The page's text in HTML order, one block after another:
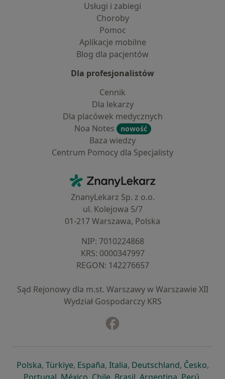
Usługi i zabiegi
Choroby
Pomoc
Aplikacje mobilne
Blog dla pacjentów
Dla profesjonalistów
Cennik
Dla lekarzy
Dla placówek medycznych
Noa Notes
nowość
Baza wiedzy
Centrum Pomocy dla Specjalisty
ZnanyLekarz - Strona główna
ZnanyLekarz Sp. z o.o.
ul. Kolejowa 5/7
01-217 Warszawa, Polska
NIP: ⁠7010224868
KRS: ⁠0000347997
REGON: ⁠142276657
Sąd Rejonowy dla m.st. Warszawy w Warszawie XII
Wydział Gospodarczy KRS
Polskaotwiera się w nowej karcie
, Türkiyeotwiera się w nowej karcie
, Españaotwiera się w nowej karcie
, Italiaotwiera się w nowej
, Deutschlandotwiera się
, Česko,
otwiera się w nowej karcie
otwiera się w nowej karcie
otwiera się w nowej karcie
otwiera się w nowej
otwiera się